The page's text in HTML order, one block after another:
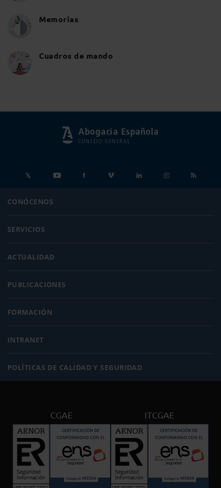
Memorias
Cuadros de mando
Abogacía Española
CONSEJO GENERAL
CONÓCENOS
SERVICIOS
ACTUALIDAD
PUBLICACIONES
FORMACIÓN
INTRANET
POLÍTICAS DE CALIDAD Y SEGURIDAD
CGAE ITCGAE